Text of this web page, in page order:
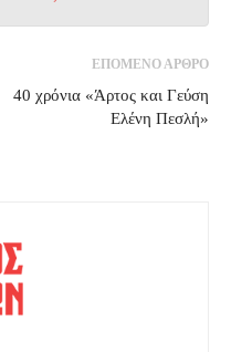
ΕΠΟΜΕΝΟ ΑΡΘΡΟ
40 χρόνια «Άρτος και Γεύση
Ελένη Πεσλή»